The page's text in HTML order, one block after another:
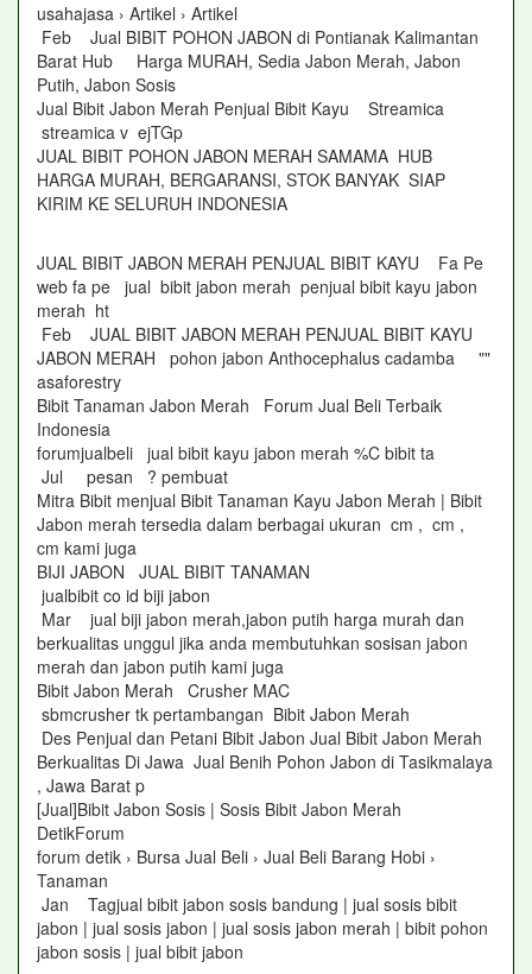
usahajasa › Artikel › Artikel
Feb Jual BIBIT POHON JABON di Pontianak Kalimantan
Barat Hub Harga MURAH, Sedia Jabon Merah, Jabon
Putih, Jabon Sosis
Jual Bibit Jabon Merah Penjual Bibit Kayu Streamica
streamica v ejTGp
JUAL BIBIT POHON JABON MERAH SAMAMA HUB
HARGA MURAH, BERGARANSI, STOK BANYAK SIAP
KIRIM KE SELURUH INDONESIA
JUAL BIBIT JABON MERAH PENJUAL BIBIT KAYU Fa Pe
web fa pe jual bibit jabon merah penjual bibit kayu jabon
merah ht
Feb JUAL BIBIT JABON MERAH PENJUAL BIBIT KAYU
JABON MERAH pohon jabon Anthocephalus cadamba ""
asaforestry
Bibit Tanaman Jabon Merah Forum Jual Beli Terbaik
Indonesia
forumjualbeli jual bibit kayu jabon merah %C bibit ta
Jul pesan ? pembuat
Mitra Bibit menjual Bibit Tanaman Kayu Jabon Merah | Bibit
Jabon merah tersedia dalam berbagai ukuran cm , cm ,
cm kami juga
BIJI JABON JUAL BIBIT TANAMAN
jualbibit co id biji jabon
Mar jual biji jabon merah,jabon putih harga murah dan
berkualitas unggul jika anda membutuhkan sosisan jabon
merah dan jabon putih kami juga
Bibit Jabon Merah Crusher MAC
sbmcrusher tk pertambangan Bibit Jabon Merah
Des Penjual dan Petani Bibit Jabon Jual Bibit Jabon Merah
Berkualitas Di Jawa Jual Benih Pohon Jabon di Tasikmalaya
, Jawa Barat p
[Jual]Bibit Jabon Sosis | Sosis Bibit Jabon Merah
DetikForum
forum detik › Bursa Jual Beli › Jual Beli Barang Hobi ›
Tanaman
Jan Tagjual bibit jabon sosis bandung | jual sosis bibit
jabon | jual sosis jabon | jual sosis jabon merah | bibit pohon
jabon sosis | jual bibit jabon